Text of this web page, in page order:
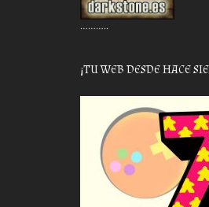
………..
¡TU WEB DESDE HACE